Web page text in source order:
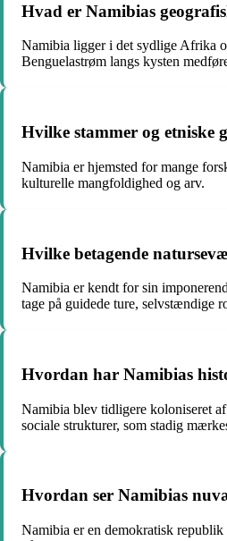
Hvad er Namibias
Namibia ligger i det sydlige Afrika
Benguelastrøm langs kysten
Hvilke stammer og
Namibia er hjemsted for mange
kulturelle mangfoldighed og arv.
Hvilke betagende
Namibia er kendt for sin
tage på guidede ture, selvstændige
Hvordan har Namibias
Namibia blev tidligere koloniseret
sociale strukturer, som stadig
Hvordan ser Namibias
Namibia er en demokratisk